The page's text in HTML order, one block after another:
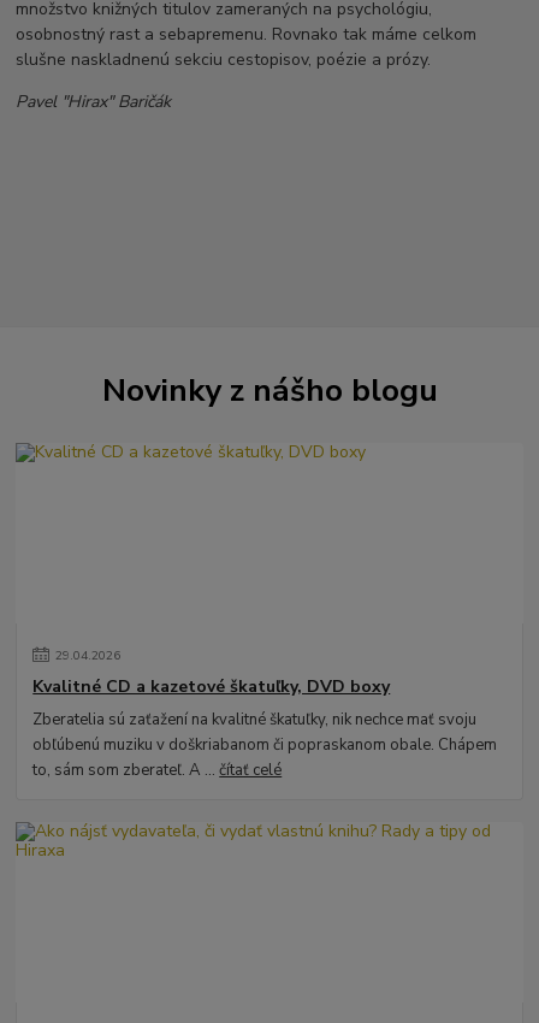
množstvo knižných titulov zameraných na psychológiu,
osobnostný rast a sebapremenu. Rovnako tak máme celkom
slušne naskladnenú sekciu cestopisov, poézie a prózy.
Pavel "Hirax" Baričák
Novinky z nášho blogu
29.04.2026
Kvalitné CD a kazetové škatuľky, DVD boxy
Zberatelia sú zaťažení na kvalitné škatuľky, nik nechce mať svoju
obľúbenú muziku v doškriabanom či popraskanom obale. Chápem
to, sám som zberateľ. A ...čítať celé